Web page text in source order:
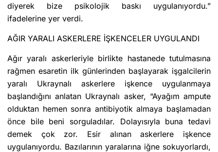
diyerek bize psikolojik baskı uygulanıyordu.”
ifadelerine yer verdi.
AĞIR YARALI ASKERLERE İŞKENCELER UYGULANDI
Ağır yaralı askerleriyle birlikte hastanede tutulmasına
rağmen esaretin ilk günlerinden başlayarak işgalcilerin
yaralı Ukraynalı askerlere işkence uygulanmaya
başlandığını anlatan Ukraynalı asker, “Ayağım ampute
olduktan hemen sonra antibiyotik almaya başlamadan
önce bile beni sorguladılar. Dolayısıyla buna tedavi
demek çok zor. Esir alınan askerlere işkence
uygulanıyordu. Bazılarının yaralarına iğne sokuyorlardı,